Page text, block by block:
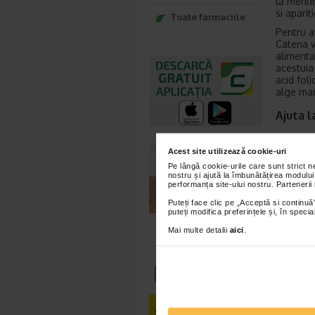
Acest site utilizează cookie-uri
Pe lângă cookie-urile care sunt strict
nostru și ajută la îmbunătățirea
performanța site-ului nostru.
Puteți face clic pe „Acceptă si
puteți modifica preferințele și, în
Mai multe detalii aici
si
Pentru
Catena
acid
alge
Ajuta
de noi
Siliciul
pielii
Siliciul
jurul
Toate farmaciile